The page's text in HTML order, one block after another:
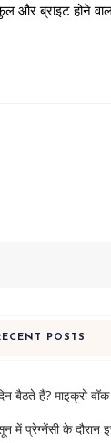
और ब्राइट होने
POSTS
बैठते हैं? माइक्रो
प्रेग्नेंसी के दौरान